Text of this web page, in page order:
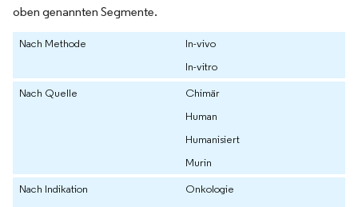
oben genannten Segmente.
Nach Methode
In-vivo
In-vitro
Nach Quelle
Chimär
Human
Humanisiert
Murin
Nach Indikation
Onkologie